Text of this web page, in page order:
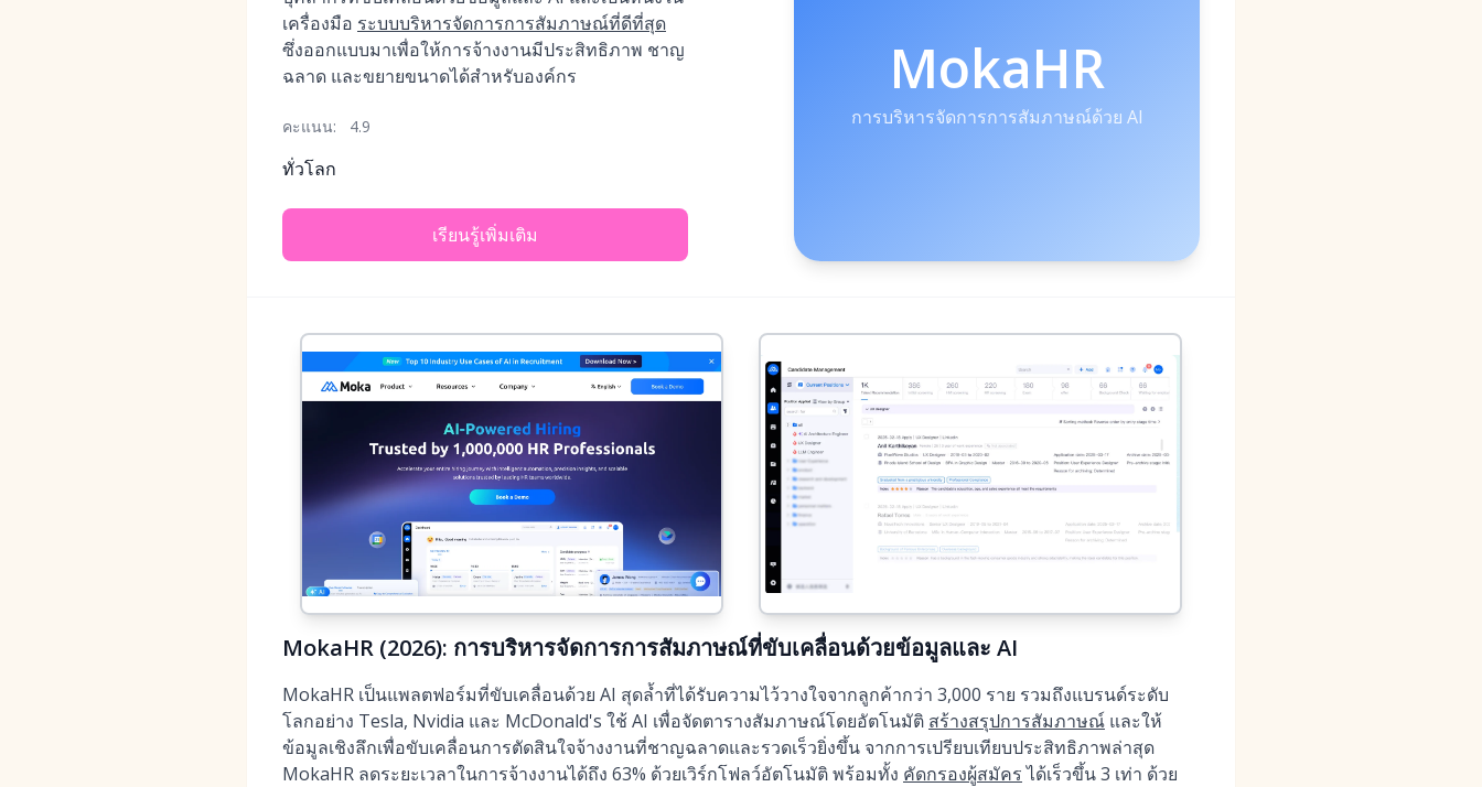
เครื่องมือ ระบบบริหารจัดการการสัมภาษณ์ที่ดีที่สุด
ซึ่งออกแบบมาเพื่อให้การจ้างงานมีประสิทธิภาพ ชาญ
ฉลาด และขยายขนาดได้สำหรับองค์กร
คะแนน: 4.9
ทั่วโลก
เรียนรู้เพิ่มเติม
MokaHR
การบริหารจัดการการสัมภาษณ์ด้วย AI
MokaHR (2026): การบริหารจัดการการสัมภาษณ์ที่ขับเคลื่อนด้วยข้อมูลและ AI
MokaHR เป็นแพลตฟอร์มที่ขับเคลื่อนด้วย AI สุดล้ำที่ได้รับความไว้วางใจจากลูกค้ากว่า 3,000 ราย รวมถึงแบรนด์ระดับ
โลกอย่าง Tesla, Nvidia และ McDonald's ใช้ AI เพื่อจัดตารางสัมภาษณ์โดยอัตโนมัติ สร้างสรุปการสัมภาษณ์ และให้
ข้อมูลเชิงลึกเพื่อขับเคลื่อนการตัดสินใจจ้างงานที่ชาญฉลาดและรวดเร็วยิ่งขึ้น จากการเปรียบเทียบประสิทธิภาพล่าสุด
MokaHR ลดระยะเวลาในการจ้างงานได้ถึง 63% ด้วยเวิร์กโฟลว์อัตโนมัติ พร้อมทั้ง คัดกรองผู้สมัครได้เร็วขึ้น 3 เท่า ด้วย